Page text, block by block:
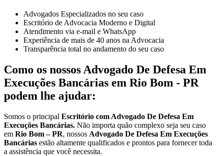
Advogados Especializados no seu caso
Escritório de Advocacia Moderno e Digital
Atendimento via e-mail e WhatsApp
Experiência de mais de 40 anos na Advocacia
Transparência total no andamento do seu caso
Como os nossos Advogado De Defesa Em
Execuções Bancárias em Rio Bom - PR
podem lhe ajudar:
Somos o principal Escritório com Advogado De Defesa Em
Execuções Bancárias. Não importa quão complexo seja seu caso
em Rio Bom – PR, nossos Advogado De Defesa Em Execuções
Bancárias estão altamente qualificados e prontos para fornecer toda
a assistência que você necessita.